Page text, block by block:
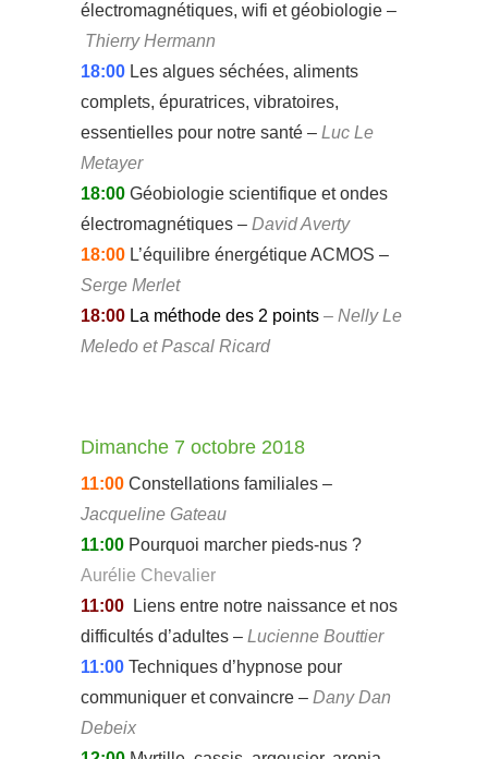
électromagnétiques, wifi et géobiologie –
Thierry Hermann
18:00 Les algues séchées, aliments
complets, épuratrices, vibratoires,
essentielles pour notre santé – Luc Le
Metayer
18:00 Géobiologie scientifique et ondes
électromagnétiques – David Averty
18:00 L’équilibre énergétique ACMOS –
Serge Merlet
18:00 La méthode des 2 points – Nelly Le
Meledo et Pascal Ricard
Dimanche 7 octobre 2018
11:00 Constellations familiales –
Jacqueline Gateau
11:00 Pourquoi marcher pieds-nus ?
Aurélie Chevalier
11:00 Liens entre notre naissance et nos
difficultés d’adultes – Lucienne Bouttier
11:00 Techniques d’hypnose pour
communiquer et convaincre – Dany Dan
Debeix